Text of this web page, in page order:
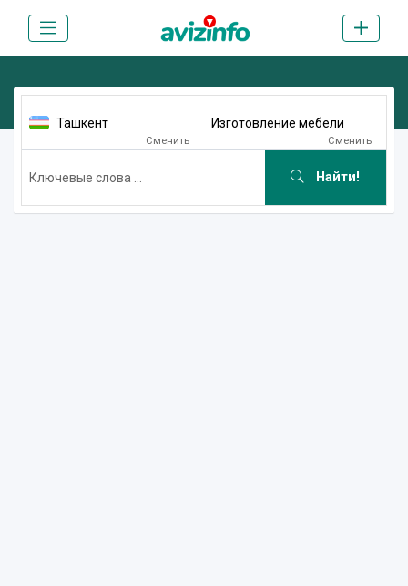
Ташкент
Сменить
Изготовление мебели
Сменить
Найти!